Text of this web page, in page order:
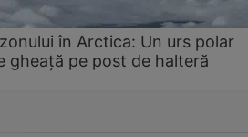
în Arctica: Un urs polar
gheață pe post de halteră